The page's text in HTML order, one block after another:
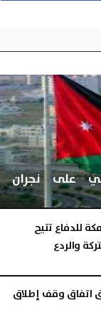
على نجران
للدفاع تتيح
والردع
اتفاق وقف إطلاق